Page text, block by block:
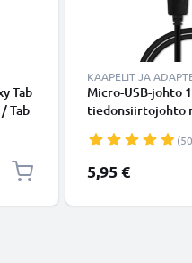
Tab
Tab
KAAPELIT JA
Micro-USB-johto
tiedonsiirtojohto
5,95 €